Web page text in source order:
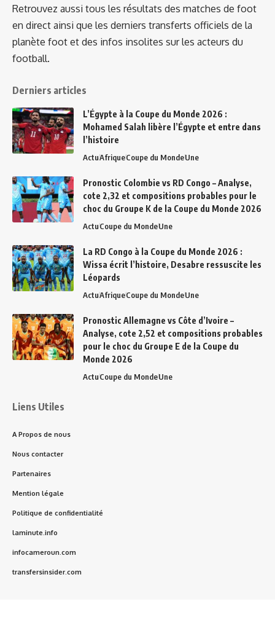
Retrouvez aussi tous les résultats des matches de foot
en direct ainsi que les derniers transferts officiels de la
planète foot et des infos insolites sur les acteurs du
football.
Derniers articles
L’Égypte à la Coupe du Monde 2026 :
Mohamed Salah libère l’Égypte et entre dans
l’histoire
ActuAfriqueCoupe du MondeUne
Pronostic Colombie vs RD Congo – Analyse,
cote 2,32 et compositions probables pour le
choc du Groupe K de la Coupe du Monde 2026
ActuCoupe du MondeUne
La RD Congo à la Coupe du Monde 2026 :
Wissa écrit l’histoire, Desabre ressuscite les
Léopards
ActuAfriqueCoupe du MondeUne
Pronostic Allemagne vs Côte d’Ivoire –
Analyse, cote 2,52 et compositions probables
pour le choc du Groupe E de la Coupe du
Monde 2026
ActuCoupe du MondeUne
Liens Utiles
A Propos de nous
Nous contacter
Partenaires
Mention légale
Politique de confidentialité
laminute.info
infocameroun.com
transfersinsider.com